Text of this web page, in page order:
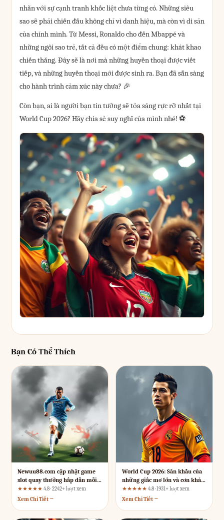
nhãn với sự cạnh tranh khốc liệt chưa từng có. Những siêu
sao sẽ phải chiến đấu không chỉ vì danh hiệu, mà còn vì di sản
của chính mình. Từ Messi, Ronaldo cho đến Mbappé và
những ngôi sao trẻ, tất cả đều có một điểm chung: khát khao
chiến thắng. Đây sẽ là nơi mà những huyền thoại được viết
tiếp, và những huyền thoại mới được sinh ra. Bạn đã sẵn sàng
cho hành trình cảm xúc này chưa? 🎉
Còn bạn, ai là người bạn tin tưởng sẽ tỏa sáng rực rỡ nhất tại
World Cup 2026? Hãy chia sẻ suy nghĩ của mình nhé! ⚽
Bạn Có Thể Thích
Newuu88.com cập nhật game
slot quay thưởng hấp dẫn mỗi
ngày: Lời quảng cáo có đáng tin?
★★★★★ 4.8 · 2242+ lượt xem
Xem Chi Tiết →
World Cup 2026: Sân khấu của
những giấc mơ lớn và cơn khát
vinh quang
★★★★★ 4.8 · 1931+ lượt xem
Xem Chi Tiết →